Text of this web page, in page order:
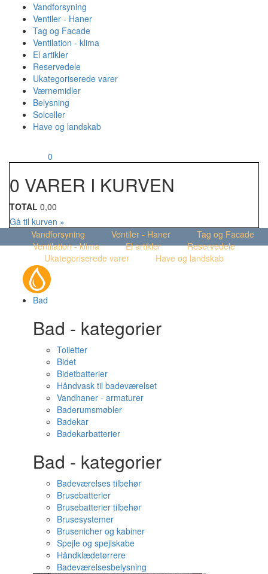
Vandforsyning
Ventiler - Haner
Tag og Facade
Ventilation - klima
El artikler
Reservedele
Ukategoriserede varer
Værnemidler
Belysning
Solceller
Have og landskab
0
0 VARER I KURVEN
TOTAL 0,00
Gå til kurven »
Vandforsyning
Ventiler - Haner
Tag og Facade
Ventilation - klima
El artikler
Reservedele
Ukategoriserede varer
Have og landskab
Bad
Bad - kategorier
Toiletter
Bidet
Bidetbatterier
Håndvask til badeværelset
Vandhaner - armaturer
Baderumsmøbler
Badekar
Badekarbatterier
Bad - kategorier
Badeværelses tilbehør
Brusebatterier
Brusebatterier tilbehør
Brusesystemer
Brusenicher og kabiner
Spejle og spejlskabe
Håndklædetørrere
Badeværelsesbelysning